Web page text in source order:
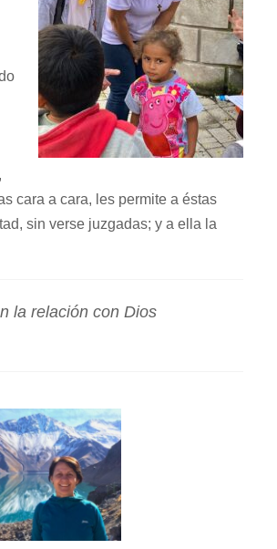
cara a cara, les permite a éstas
sin verse juzgadas; y a ella la
la relación con Dios